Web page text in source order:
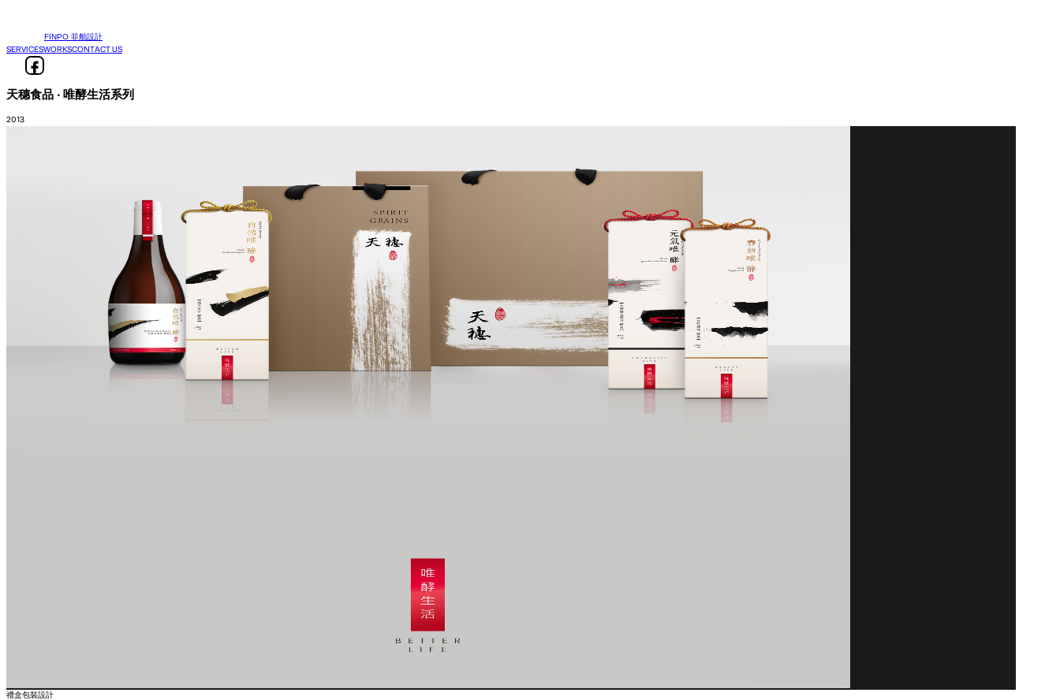
FINPO 菲舶設計
SERVICESWORKSCONTACT US
天穗食品 ‧ 唯酵生活系列
2013
禮盒包裝設計